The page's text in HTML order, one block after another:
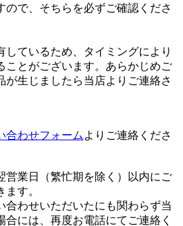
ので、そちらを必ずご確認くださ
しているため、タイミングにより
ことがございます。あらかじめご
が生じましたら当店よりご連絡さ
合わせフォーム よりご連絡くださ
営業日（繁忙期を除く）以内にご
す。
合わせいただいたにも関わらず当
合には、再度お電話にてご連絡く